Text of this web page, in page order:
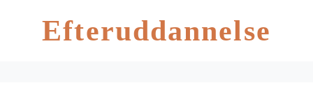
Efteruddannelse